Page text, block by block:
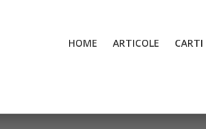
HOME ARTICOLE CARTI